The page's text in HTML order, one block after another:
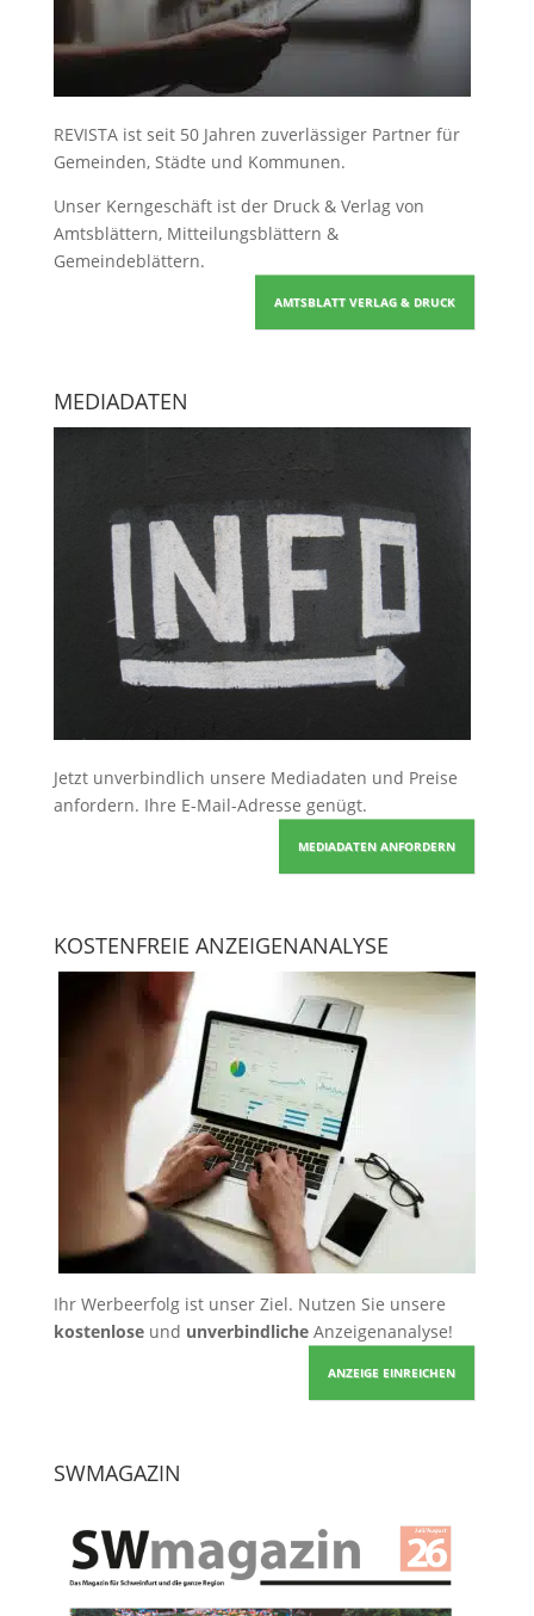
REVISTA ist seit 50 Jahren zuverlässiger Partner für
Gemeinden, Städte und Kommunen.
Unser Kerngeschäft ist der Druck & Verlag von
Amtsblättern, Mitteilungsblättern &
Gemeindeblättern.
AMTSBLATT VERLAG & DRUCK
MEDIADATEN
Jetzt unverbindlich unsere Mediadaten und Preise
anfordern. Ihre E-Mail-Adresse genügt.
MEDIADATEN ANFORDERN
KOSTENFREIE ANZEIGENANALYSE
Ihr Werbeerfolg ist unser Ziel. Nutzen Sie unsere
kostenloseund unverbindlicheAnzeigenanalyse!
ANZEIGE EINREICHEN
SWMAGAZIN